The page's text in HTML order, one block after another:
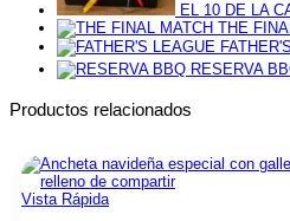
EL 10 DE LA
THE
RESERVA
Productos relacionados
Vista Rápida